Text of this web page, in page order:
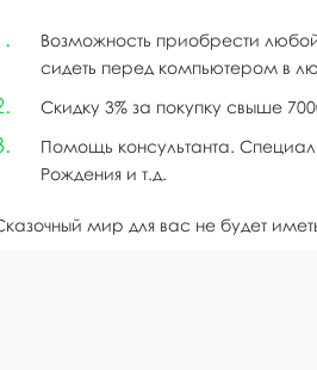
Возможность приобрести
сидеть перед компьютером в
Скидку 3% за покупку свыше
Помощь консультанта.
Рождения и т.д.
мир для вас не будет